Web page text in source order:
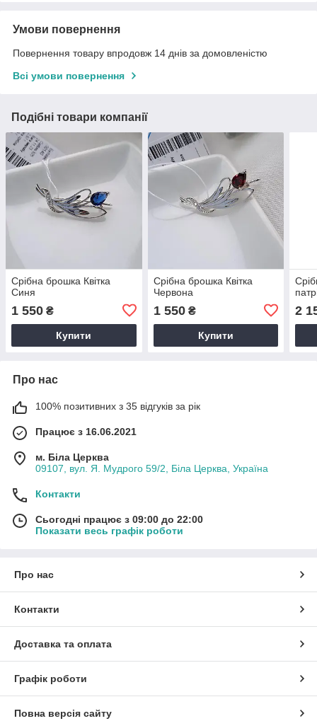
Умови повернення
Повернення товару впродовж 14 днів за домовленістю
Всі умови повернення
Подібні товари компанії
Срібна брошка Квітка
Синя
1 550 ₴
Купити
Срібна брошка Квітка
Червона
1 550₴
Купити
2
Про нас
100% позитивних з 35 відгуків за рік
Працює з 16.06.2021
м. Біла Церква
09107, вул. Я. Мудрого 59/2, Біла Церква, Україна
Контакти
Сьогодні працює з 09:00 до 22:00
Показати весь графік роботи
Про нас
Контакти
Доставка та оплата
Графік роботи
Повна версія сайту